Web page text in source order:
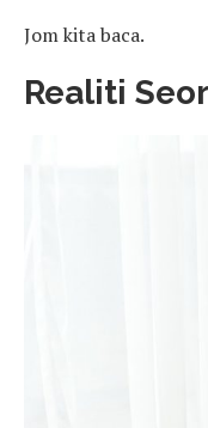
Jom kita baca.
Realiti